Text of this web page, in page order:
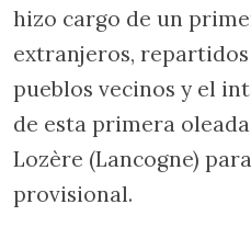
hizo cargo de un
extranjeros,
pueblos vecinos y el
de esta primera
Lozère (Lancogne)
provisional.